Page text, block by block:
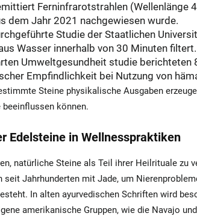
Ferninfrarotstrahlen (Wellenlänge
dem Jahr 2021 nachgewiesen wurde.
Studie der Staatlichen
Wasser innerhalb von 30 Minuten filtert.
Umweltgesundheit studie berichteten
Empfindlichkeit bei Nutzung von
Steine physikalische Ausgaben
können.
Edelsteine in Wellnesspraktiken
natürliche Steine als Teil ihrer Heilrituale zu
Jahrhunderten mit Jade, um
In alten ayurvedischen Schriften wird
amerikanische Gruppen, wie die Navajo